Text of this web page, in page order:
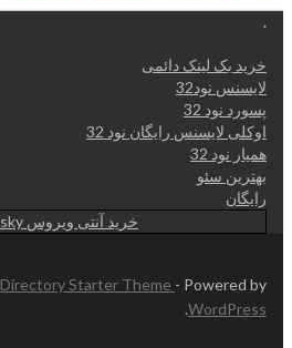
.
خرید بک لینک دائمی
لایسنس نود32
پسورد نود 32
اوکلی لایسنس رایگان نود 32
همیار نود 32
بهترین سئو
رایگان
خرید آنتی ویروس Kaspersky
Directory Starter Theme - Powered by
WordPress
.